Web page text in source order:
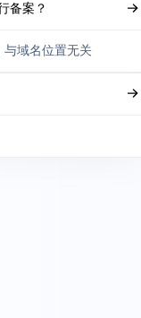
备案？
域名位置无关